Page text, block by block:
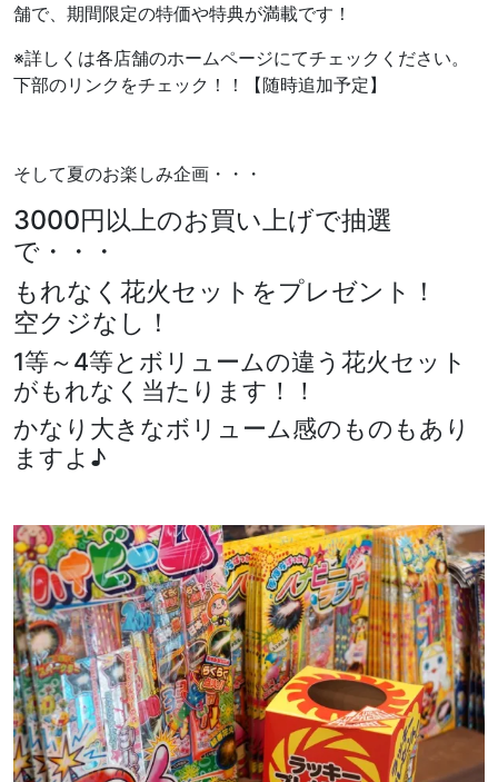
舗で、期間限定の特価や特典が満載です！
※詳しくは各店舗のホームページにてチェックください。
下部のリンクをチェック！！【随時追加予定】
そして夏のお楽しみ企画・・・
3000円以上のお買い上げで抽選
で・・・
もれなく花火セットをプレゼント！
空クジなし！
1等～4等とボリュームの違う花火セット
がもれなく当たります！！
かなり大きなボリューム感のものもあり
ますよ♪